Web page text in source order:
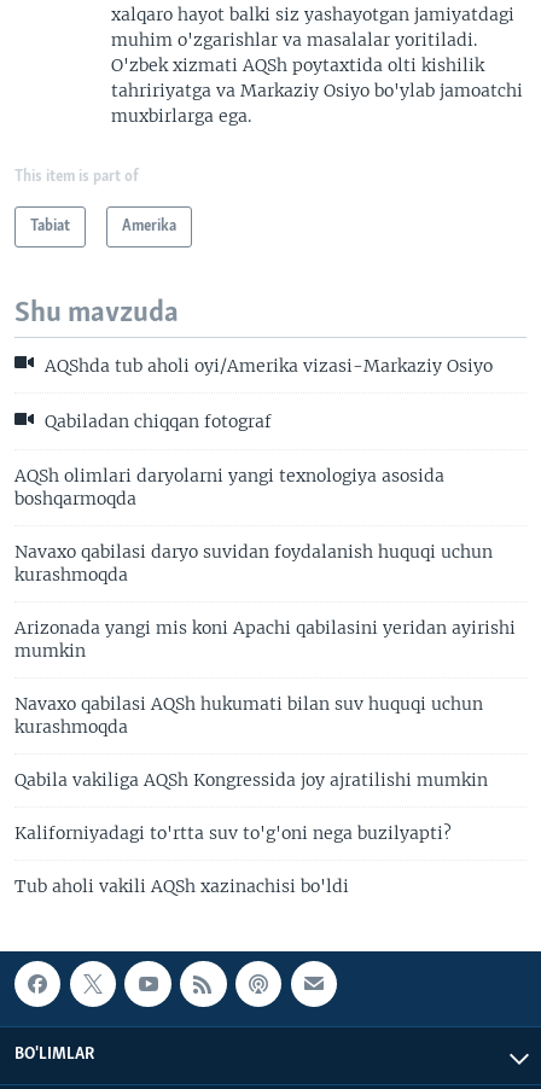
xalqaro hayot balki siz yashayotgan jamiyatdagi
muhim o'zgarishlar va masalalar yoritiladi.
O'zbek xizmati AQSh poytaxtida olti kishilik
tahririyatga va Markaziy Osiyo bo'ylab jamoatchi
muxbirlarga ega.
This item is part of
Tabiat Amerika
Shu mavzuda
AQShda tub aholi oyi/Amerika vizasi-Markaziy Osiyo
Qabiladan chiqqan fotograf
AQSh olimlari daryolarni yangi texnologiya asosida
boshqarmoqda
Navaxo qabilasi daryo suvidan foydalanish huquqi uchun
kurashmoqda
Arizonada yangi mis koni Apachi qabilasini yeridan ayirishi
mumkin
Navaxo qabilasi AQSh hukumati bilan suv huquqi uchun
kurashmoqda
Qabila vakiliga AQSh Kongressida joy ajratilishi mumkin
Kaliforniyadagi to'rtta suv to'g'oni nega buzilyapti?
Tub aholi vakili AQSh xazinachisi bo'ldi
BO'LIMLAR